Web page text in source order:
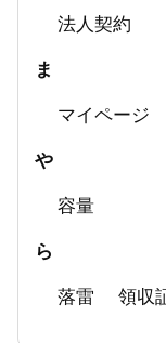
法人契約
ま
マイページ
や
容量
ら
落雷 領収